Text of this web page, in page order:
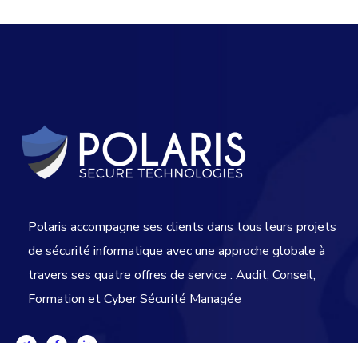
Polaris accompagne ses clients dans tous leurs projets
de sécurité informatique avec une approche globale à
travers ses quatre offres de service : Audit, Conseil,
Formation et Cyber Sécurité Managée